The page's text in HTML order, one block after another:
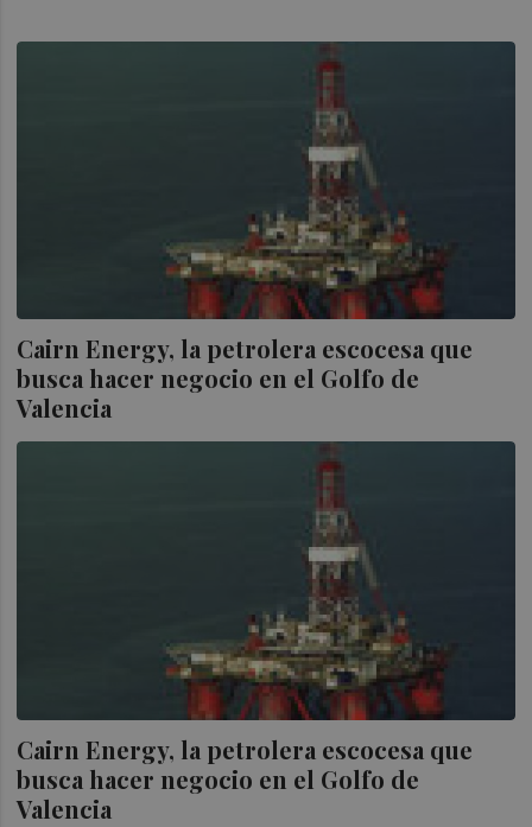
Cairn Energy, la petrolera escocesa que
busca hacer negocio en el Golfo de
Valencia
Cairn Energy, la petrolera escocesa que
busca hacer negocio en el Golfo de
Valencia